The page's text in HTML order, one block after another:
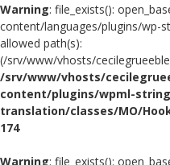
Warning: file_exists():
content/languages/plugins/wp-
allowed path(s):
(/srv/www/vhosts/
/srv/www/vhosts/
content/plugins/wpml-
translation/classes/MO/
174
Warning: file_exists():